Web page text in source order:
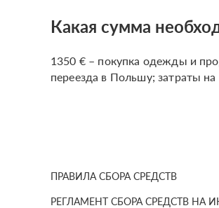
Какая сумма
1350 € – покупка одежды и
переезда в Польшу; затраты
ПРАВИЛА СБОРА СРЕДСТВ
РЕГЛАМЕНТ СБОРА СРЕДСТВ НА